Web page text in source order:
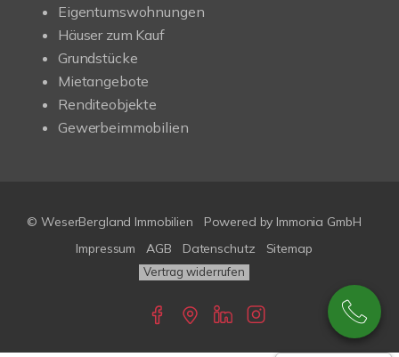
Eigentumswohnungen
Häuser zum Kauf
Grundstücke
Mietangebote
Renditeobjekte
Gewerbeimmobilien
© WeserBergland Immobilien Powered by Immonia GmbH
Impressum
AGB Datenschutz Sitemap
Vertrag widerrufen